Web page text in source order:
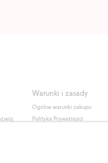
Warunki i zasady
Ogólne warunki zakupu
Polityka Prywatności